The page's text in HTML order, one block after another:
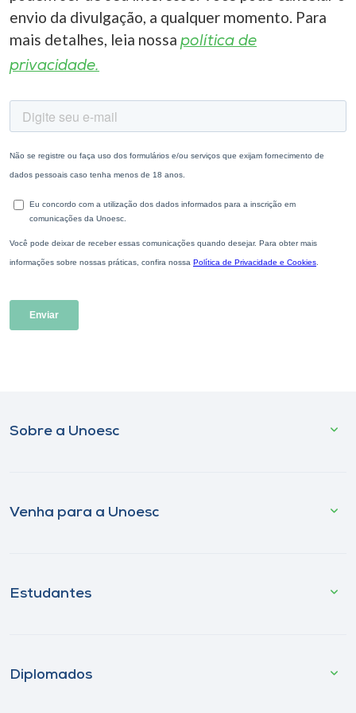
envio da divulgação, a qualquer momento. Para
mais detalhes, leia nossa política de
privacidade.
Sobre a Unoesc
Venha para a Unoesc
Estudantes
Diplomados